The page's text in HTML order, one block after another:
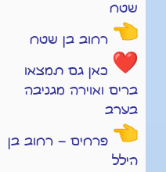
שטח
רחוב בן שטח
כאן גם תמצאו
ברים ואוירה מגניבה
בערב
פרחים – רחוב בן
הילל